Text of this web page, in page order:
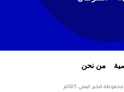
من نحن
للخبر اليمني 2025م